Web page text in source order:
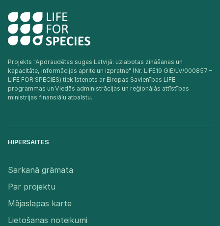
Projekts "Apdraudētas sugas Latvijā: uzlabotas zināšanas un
kapacitāte, informācijas aprite un izpratne” (Nr. LIFE19 GIE/LV/000857 –
LIFE FOR SPECIES) tiek īstenots ar Eiropas Savienības LIFE
programmas un Viedās administrācijas un reģionālās attīstības
ministrijas finansiālu atbalstu.​
HIPERSAITES
Sarkanā grāmata
Par projektu
Mājaslapas karte
Lietošanas noteikumi